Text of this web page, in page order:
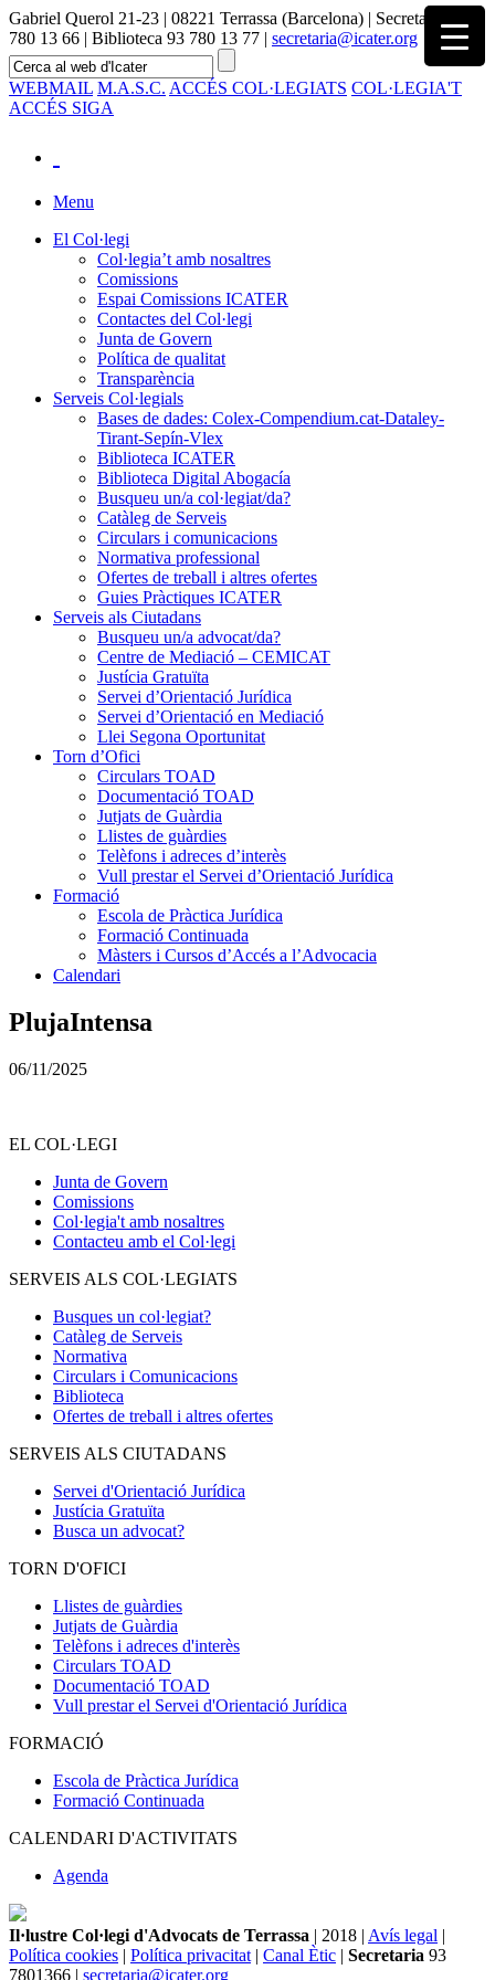
Gabriel Querol 21-23 | 08221 Terrassa (Barcelona) | Secretaria 93
780 13 66 | Biblioteca 93 780 13 77 | secretaria@icater.org
WEBMAIL M.A.S.C. ACCÉS COL·LEGIATS COL·LEGIA'T
ACCÉS SIGA
Menu
El Col·legi
Col·legia’t amb nosaltres
Comissions
Espai Comissions ICATER
Contactes del Col·legi
Junta de Govern
Política de qualitat
Transparència
Serveis Col·legials
Bases de dades: Colex-Compendium.cat-Dataley-
Tirant-Sepín-Vlex
Biblioteca ICATER
Biblioteca Digital Abogacía
Busqueu un/a col·legiat/da?
Catàleg de Serveis
Circulars i comunicacions
Normativa professional
Ofertes de treball i altres ofertes
Guies Pràctiques ICATER
Serveis als Ciutadans
Busqueu un/a advocat/da?
Centre de Mediació – CEMICAT
Justícia Gratuïta
Servei d’Orientació Jurídica
Servei d’Orientació en Mediació
Llei Segona Oportunitat
Torn d’Ofici
Circulars TOAD
Documentació TOAD
Jutjats de Guàrdia
Llistes de guàrdies
Telèfons i adreces d’interès
Vull prestar el Servei d’Orientació Jurídica
Formació
Escola de Pràctica Jurídica
Formació Continuada
Màsters i Cursos d’Accés a l’Advocacia
Calendari
PlujaIntensa
06/11/2025
EL COL·LEGI
Junta de Govern
Comissions
Col·legia't amb nosaltres
Contacteu amb el Col·legi
SERVEIS ALS COL·LEGIATS
Busques un col·legiat?
Catàleg de Serveis
Normativa
Circulars i Comunicacions
Biblioteca
Ofertes de treball i altres ofertes
SERVEIS ALS CIUTADANS
Servei d'Orientació Jurídica
Justícia Gratuïta
Busca un advocat?
TORN D'OFICI
Llistes de guàrdies
Jutjats de Guàrdia
Telèfons i adreces d'interès
Circulars TOAD
Documentació TOAD
Vull prestar el Servei d'Orientació Jurídica
FORMACIÓ
Escola de Pràctica Jurídica
Formació Continuada
CALENDARI D'ACTIVITATS
Agenda
Il·lustre Col·legi d'Advocats de Terrassa | 2018 | Avís legal |
Política cookies | Política privacitat | Canal Ètic | Secretaria 93
7801366 | secretaria@icater.org